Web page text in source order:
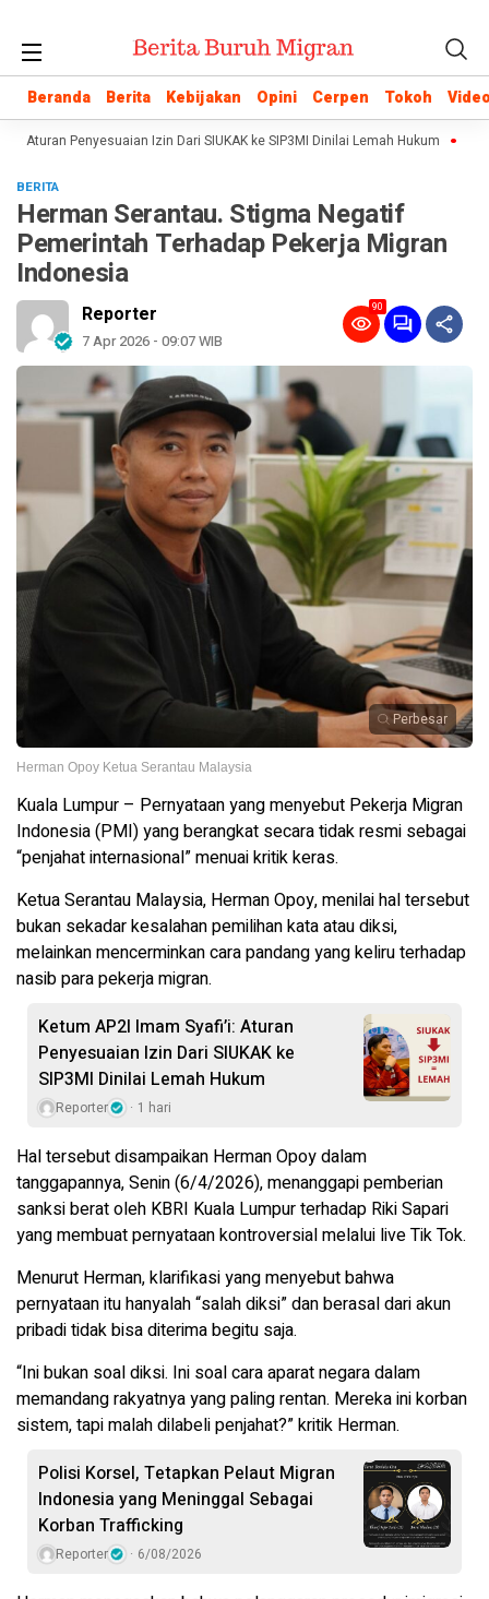
Beranda Berita Kebijakan Opini Cerpen Tokoh
Beranda Berita Kebijakan Opini Cerpen Tokoh
Aturan Penyesuaian Izin Dari SIUKAK ke SIP3MI Dinilai Lemah Hukum Polisi
BERITA
Herman Serantau. Stigma Negatif
Pemerintah Terhadap Pekerja Migran
Indonesia
Reporter
7 Apr 2026 - 09:07 WIB
90
Perbesar
Herman Opoy Ketua Serantau Malaysia
Kuala Lumpur – Pernyataan yang menyebut Pekerja Migran
Indonesia (PMI) yang berangkat secara tidak resmi sebagai
“penjahat internasional” menuai kritik keras.
Ketua Serantau Malaysia, Herman Opoy, menilai hal tersebut
bukan sekadar kesalahan pemilihan kata atau diksi,
melainkan mencerminkan cara pandang yang keliru terhadap
nasib para pekerja migran.
Ketum AP2I Imam Syafi’i: Aturan
Penyesuaian Izin Dari SIUKAK ke
SIP3MI Dinilai Lemah Hukum
Reporter 1 hari
Hal tersebut disampaikan Herman Opoy dalam
tanggapannya, Senin (6/4/2026), menanggapi pemberian
sanksi berat oleh KBRI Kuala Lumpur terhadap Riki Sapari
yang membuat pernyataan kontroversial melalui live Tik Tok.
Menurut Herman, klarifikasi yang menyebut bahwa
pernyataan itu hanyalah “salah diksi” dan berasal dari akun
pribadi tidak bisa diterima begitu saja.
“Ini bukan soal diksi. Ini soal cara aparat negara dalam
memandang rakyatnya yang paling rentan. Mereka ini korban
sistem, tapi malah dilabeli penjahat?” kritik Herman.
Polisi Korsel, Tetapkan Pelaut Migran
Indonesia yang Meninggal Sebagai
Korban Trafficking
Reporter 6/08/2026